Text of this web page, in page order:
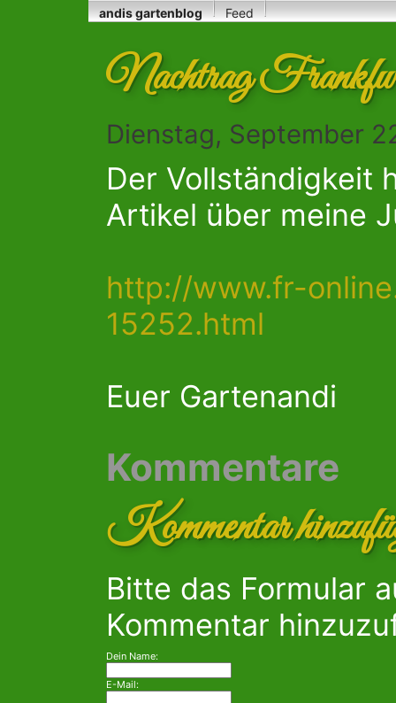
andis gartenblog Feed
Nachtrag
Dienstag, September
Der Vollständigkeit
Artikel über meine
http://www.fr-
15252.html
Euer Gartenandi
Kommentare
Kommentar
Bitte das Formular
Kommentar
Dein Name:
E-Mail: